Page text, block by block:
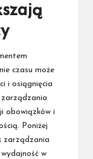
czasu może
i osiągnięcia
zarządzania
obowiązków i
Poniżej
zarządzania
w